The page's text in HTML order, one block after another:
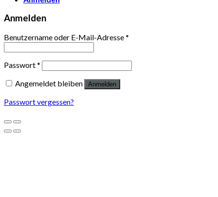
Anmelden
Benutzername oder E-Mail-Adresse*
Passwort*
Angemeldet bleiben
Anmelden
Passwort vergessen?